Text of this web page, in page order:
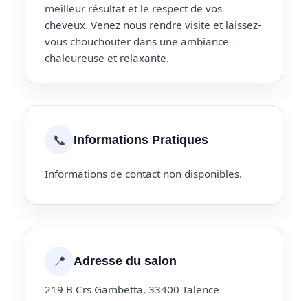
meilleur résultat et le respect de vos
cheveux. Venez nous rendre visite et laissez-
vous chouchouter dans une ambiance
chaleureuse et relaxante.
📞 Informations Pratiques
Informations de contact non disponibles.
📍 Adresse du salon
219 B Crs Gambetta, 33400 Talence